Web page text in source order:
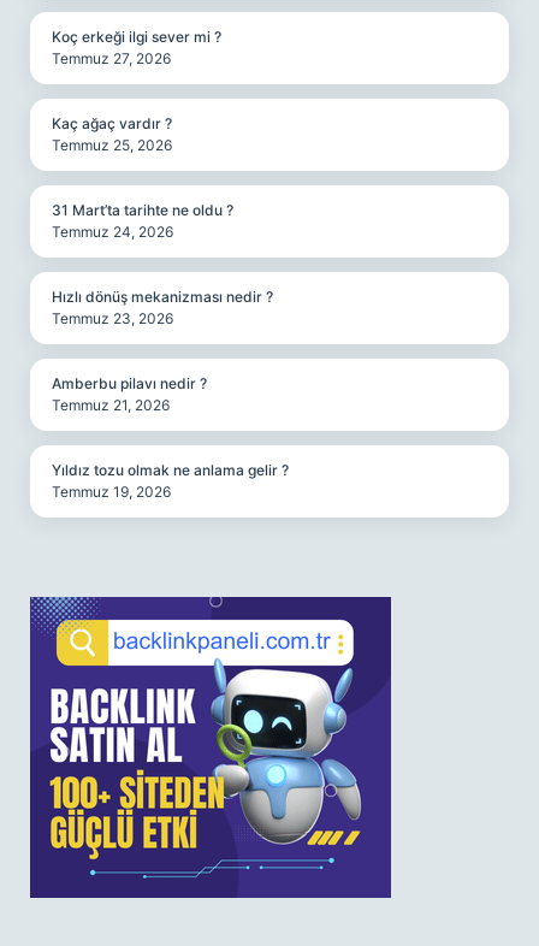
Koç erkeği ilgi sever mi ?
Temmuz 27, 2026
Kaç ağaç vardır ?
Temmuz 25, 2026
31 Mart’ta tarihte ne oldu ?
Temmuz 24, 2026
Hızlı dönüş mekanizması nedir ?
Temmuz 23, 2026
Amberbu pilavı nedir ?
Temmuz 21, 2026
Yıldız tozu olmak ne anlama gelir ?
Temmuz 19, 2026